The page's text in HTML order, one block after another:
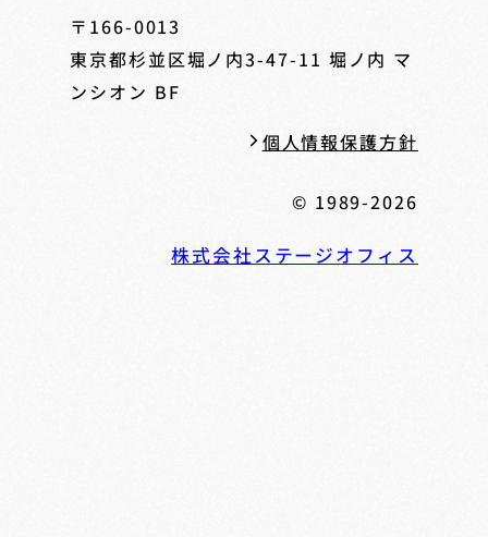
〒166-0013
東京都杉並区堀ノ内3-47-11 堀ノ内 マ
ンシオン BF
個人情報保護方針
© 1989-2026
株式会社ステージオフィス